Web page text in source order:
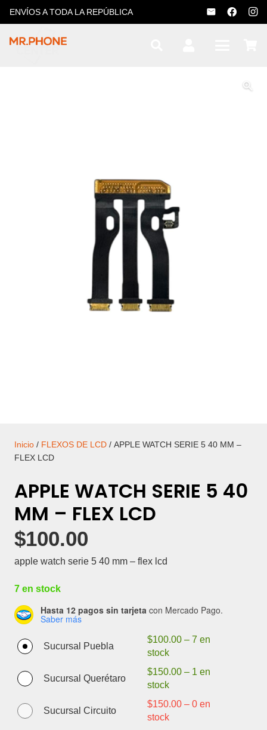
ENVÍOS A TODA LA REPÚBLICA
Inicio / FLEXOS DE LCD / APPLE WATCH SERIE 5 40 MM –
FLEX LCD
APPLE WATCH SERIE 5 40
MM – FLEX LCD
$100.00
apple watch serie 5 40 mm – flex lcd
7 en stock
Hasta 12 pagos sin tarjeta con Mercado Pago.
Saber más
Sucursal Puebla
$100.00– 7 en
stock
Sucursal Querétaro
$150.00– 1 en
stock
Sucursal Circuito
$150.00– 0 en
stock